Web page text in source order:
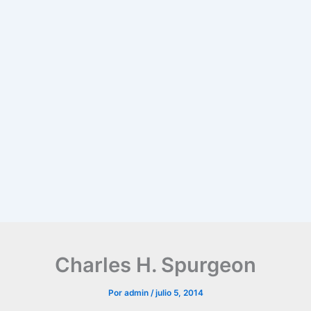
Charles H. Spurgeon
Por admin /julio 5, 2014